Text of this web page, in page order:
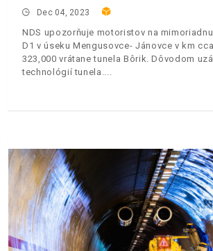
Dec 04, 2023
NDS upozorňuje motoristov na
D1 v úseku Mengusovce- Jánovce v km
323,000 vrátane tunela Bôrik. Dôvodom
technológií tunela.